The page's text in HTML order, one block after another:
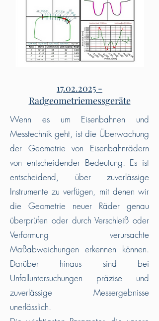
17.02.2025 -
Radgeometriemessgeräte
Wenn es um Eisenbahnen und
Messtechnik geht, ist die Überwachung
der Geometrie von Eisenbahnrädern
von entscheidender Bedeutung. Es ist
entscheidend, über zuverlässige
Instrumente zu verfügen, mit denen wir
die Geometrie neuer Räder genau
überprüfen oder durch Verschleiß oder
Verformung verursachte
Maßabweichungen erkennen können.
Darüber hinaus sind bei
Unfalluntersuchungen präzise und
zuverlässige Messergebnisse
unerlässlich.